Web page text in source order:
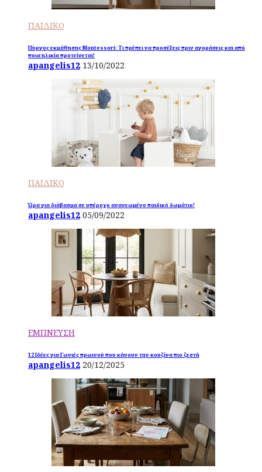
ΠΑΙΔΙΚΟ
Πύργος εκμάθησης Montessori: Τι πρέπει να προσέξεις πριν αγοράσεις και από
ποια ηλικία προτείνεται!
apangelis12 13/10/2022
ΠΑΙΔΙΚΟ
Ώρα για διάβασμα σε υπέροχο ανανεωμένο παιδικό δωμάτιο!
apangelis12 05/09/2022
ΕΜΠΝΕΥΣΗ
12 Ιδέες για Γωνιές πρωινού που κάνουν την κουζίνα πιο ζεστή
apangelis12 20/12/2025